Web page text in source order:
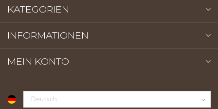
KATEGORIEN
INFORMATIONEN
MEIN KONTO